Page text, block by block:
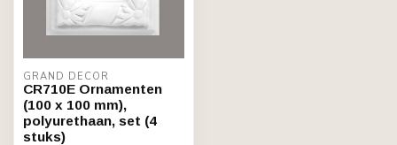
GRAND DECOR
CR710E Ornamenten
(100 x 100 mm),
polyurethaan, set (4
stuks)